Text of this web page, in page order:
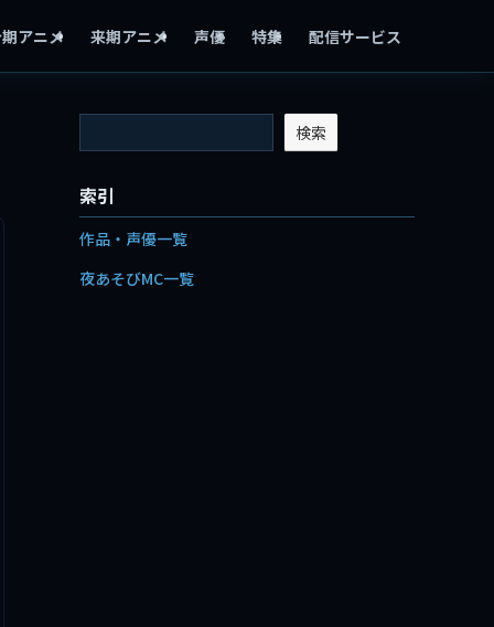
アニメ 来期アニメ 声優 特集 配信サービス
検索
索引
作品・声優一覧
夜あそびMC一覧